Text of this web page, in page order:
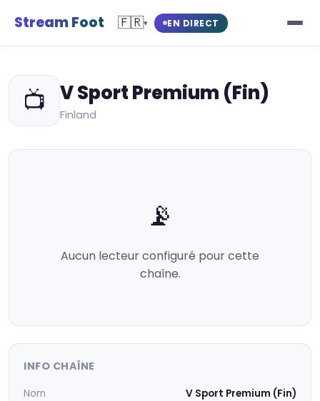
Stream Foot 🇫🇷▾ EN DIRECT
📺 V Sport Premium (Fin)
Finland
📡
Aucun lecteur configuré pour cette
chaîne.
INFO CHAÎNE
Nom
V Sport Premium (Fin)